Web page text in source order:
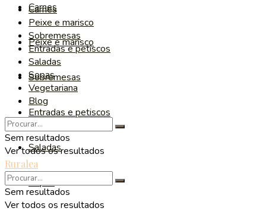
Carnes
Peixe e marisco
Sobremesas
Entradas e petiscos
Saladas
Sopas
Carnes
Peixe e marisco
Sobremesas
Entradas e petiscos
Saladas
Sopas
Vegetariana
Blog
Sem resultados
Ver todos os resultados
Ruralea
Sem resultados
Ver todos os resultados